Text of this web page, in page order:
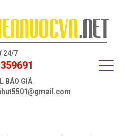
24/7
BÁO GIÁ